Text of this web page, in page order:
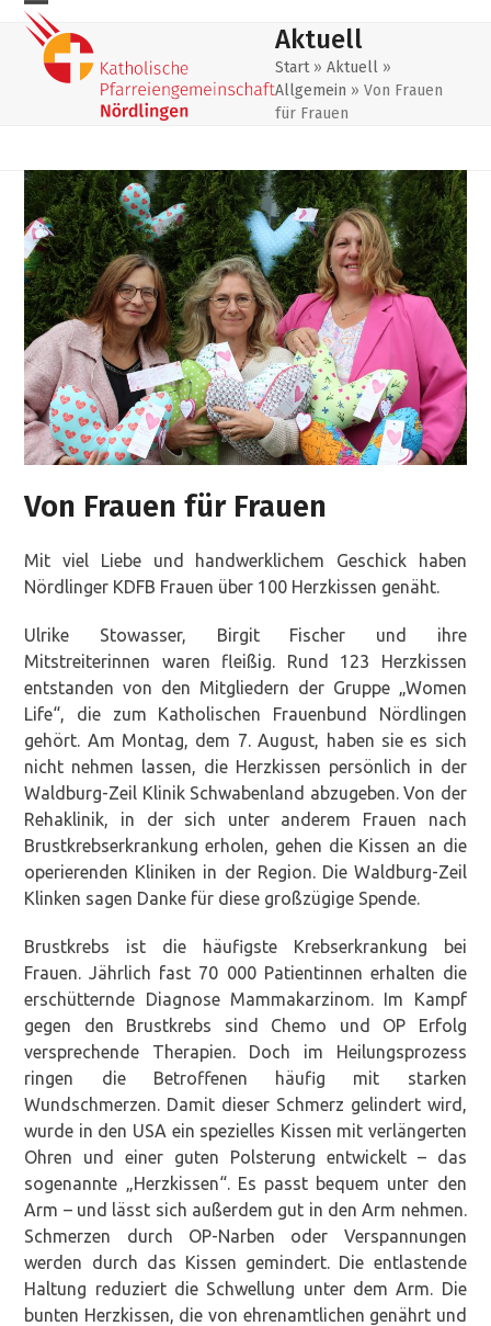
Skip
content
Mobiles
Menu
Mobiles
Menu
schließen
Aktuell
Start»Aktuell »
Allgemein »Von Frauen
für Frauen
Von Frauen für Frauen
Mit viel Liebe und handwerklichem Geschick haben
Nördlinger KDFB Frauen über 100 Herzkissen genäht.
Ulrike Stowasser, Birgit Fischer und ihre
Mitstreiterinnen waren fleißig. Rund 123 Herzkissen
entstanden von den Mitgliedern der Gruppe „Women
Life“, die zum Katholischen Frauenbund Nördlingen
gehört. Am Montag, dem 7. August, haben sie es sich
nicht nehmen lassen, die Herzkissen persönlich in der
Waldburg-Zeil Klinik Schwabenland abzugeben. Von der
Rehaklinik, in der sich unter anderem Frauen nach
Brustkrebserkrankung erholen, gehen die Kissen an die
operierenden Kliniken in der Region. Die Waldburg-Zeil
Klinken sagen Danke für diese großzügige Spende.
Brustkrebs ist die häufigste Krebserkrankung bei
Frauen. Jährlich fast 70 000 Patientinnen erhalten die
erschütternde Diagnose Mammakarzinom. Im Kampf
gegen den Brustkrebs sind Chemo und OP Erfolg
versprechende Therapien. Doch im Heilungsprozess
ringen die Betroffenen häufig mit starken
Wundschmerzen. Damit dieser Schmerz gelindert wird,
wurde in den USA ein spezielles Kissen mit verlängerten
Ohren und einer guten Polsterung entwickelt – das
sogenannte „Herzkissen“. Es passt bequem unter den
Arm – und lässt sich außerdem gut in den Arm nehmen.
Schmerzen durch OP-Narben oder Verspannungen
werden durch das Kissen gemindert. Die entlastende
Haltung reduziert die Schwellung unter dem Arm. Die
bunten Herzkissen, die von ehrenamtlichen genährt und